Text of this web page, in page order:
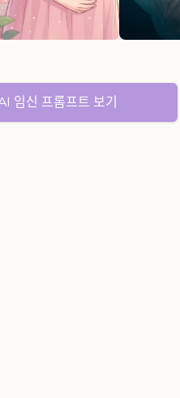
임신 프롬프트 보기